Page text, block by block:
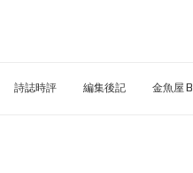
詩誌時評 編集後記 金魚屋